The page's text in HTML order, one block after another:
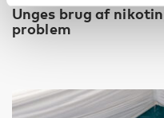
Unges brug af
problem